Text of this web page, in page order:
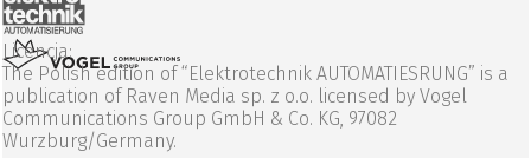
Licencja:
The Polish edition of “Elektrotechnik AUTOMATIESRUNG” is a
publication of Raven Media sp. z o.o. licensed by Vogel
Communications Group GmbH & Co. KG, 97082
Wurzburg/Germany.